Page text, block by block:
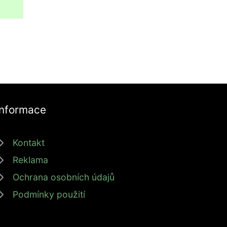
Kontakt
Reklama
Ochrana osobních údajů
Podmínky použití